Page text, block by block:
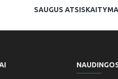
SAUGUS